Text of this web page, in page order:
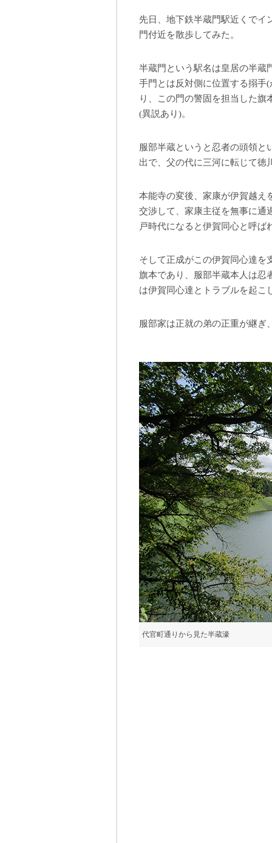
先日、地下鉄半蔵門駅近くでイ
門付近を散歩してみた。
半蔵門という駅名は皇居の半蔵
手門とは反対側に位置する搦手
り、この門の警固を担当した
(異説あり)。
服部半蔵というと忍者の頭領
出で、父の代に三河に転じて徳
本能寺の変後、家康が伊賀越え
交渉して、家康主従を無事に通
戸時代になると伊賀同心と呼ば
そして正成がこの伊賀同心達を
旗本であり、服部半蔵本人は忍
は伊賀同心達とトラブルを起こ
服部家は正就の弟の正重が継
代官町通りから見た半蔵濠